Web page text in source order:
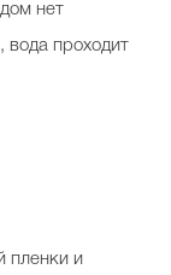
нет
вода проходит
пленки и